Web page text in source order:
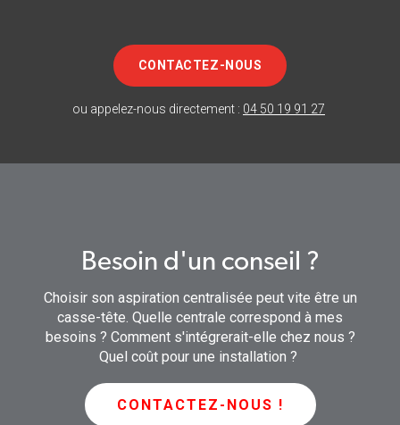
CONTACTEZ-NOUS
ou appelez-nous directement : 04 50 19 91 27
Besoin d'un conseil ?
Choisir son aspiration centralisée peut vite être un
casse-tête. Quelle centrale correspond à mes
besoins ? Comment s'intégrerait-elle chez nous ?
Quel coût pour une installation ?
CONTACTEZ-NOUS !